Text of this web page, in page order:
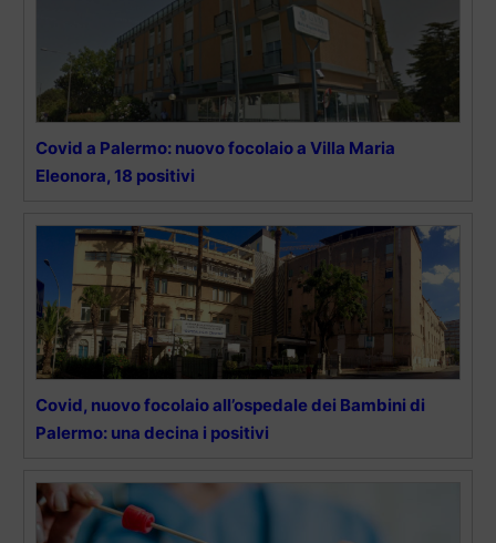
Covid a Palermo: nuovo focolaio a Villa Maria
Eleonora, 18 positivi
Covid, nuovo focolaio all’ospedale dei Bambini di
Palermo: una decina i positivi